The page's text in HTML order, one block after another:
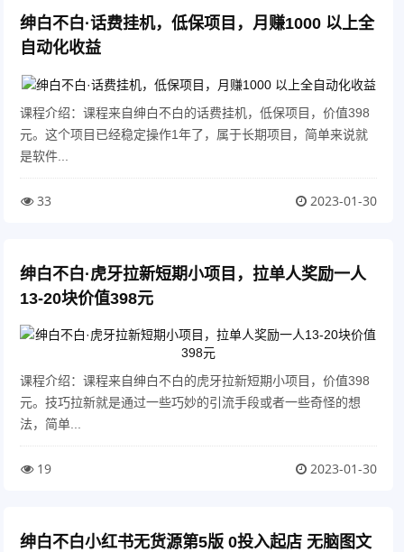
绅白不白·话费挂机，低保项目，月赚1000 以上全
自动化收益
课程介绍：课程来自绅白不白的话费挂机，低保项目，价值398
元。这个项目已经稳定操作1年了，属于长期项目，简单来说就
是软件...
33 2023-01-30
绅白不白·虎牙拉新短期小项目，拉单人奖励一人
13-20块价值398元
课程介绍：课程来自绅白不白的虎牙拉新短期小项目，价值398
元。技巧拉新就是通过一些巧妙的引流手段或者一些奇怪的想
法，简单...
19 2023-01-30
绅白不白小红书无货源第5版 0投入起店 无脑图文